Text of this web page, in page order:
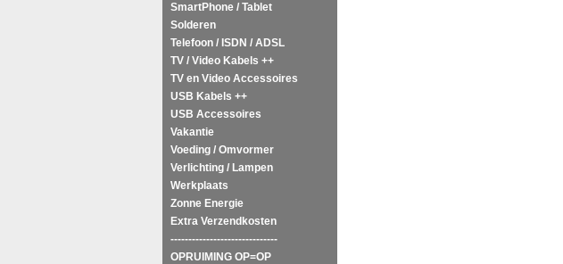
SmartPhone / Tablet
Solderen
Telefoon / ISDN / ADSL
TV / Video Kabels ++
TV en Video Accessoires
USB Kabels ++
USB Accessoires
Vakantie
Voeding / Omvormer
Verlichting / Lampen
Werkplaats
Zonne Energie
Extra Verzendkosten
------------------------------
OPRUIMING OP=OP